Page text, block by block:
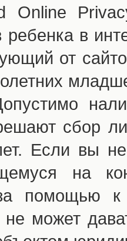
Online
ребенка в
от
сбор
Если вы
на
помощью к
не может